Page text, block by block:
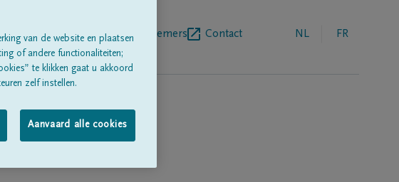
Over onsBegrafenisondernemers Contact NL FR
van de website en plaatsen
of andere functionaliteiten;
te klikken gaat u akkoord
zelf instellen.
Aanvaard alle cookies